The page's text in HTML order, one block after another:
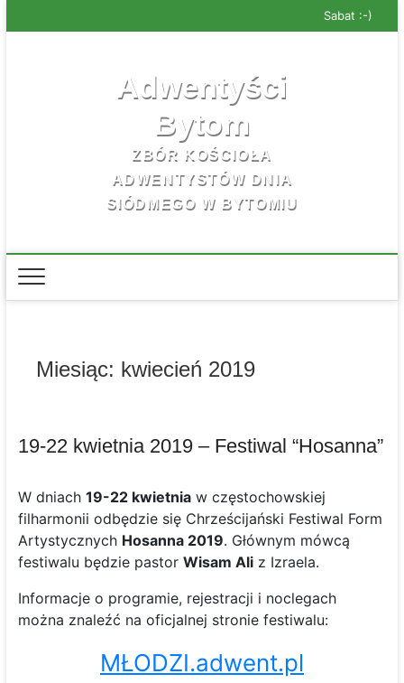
to
Sabat :-)
Adwentyści
Bytom
ZBÓR KOŚCIOŁA
ADWENTYSTÓW DNIA
SIÓDMEGO W BYTOMIU
Miesiąc: kwiecień 2019
19-22 kwietnia 2019 – Festiwal “Hosanna”
W dniach 19-22 kwietniaw częstochowskiej
filharmonii odbędzie się Chrześcijański Festiwal Form
Artystycznych Hosanna 2019. Głównym mówcą
festiwalu będzie pastor Wisam Aliz Izraela.
Informacje o programie, rejestracji i noclegach
można znaleźć na oficjalnej stronie festiwalu:
MŁODZI.adwent.pl